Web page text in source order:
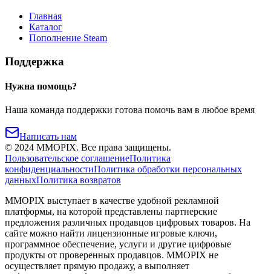
Главная
Каталог
Пополнение Steam
Поддержка
Нужна помощь?
Наша команда поддержки готова помочь вам в любое время
Написать нам
© 2024 MMOPIX. Все права защищены.
Пользовательское соглашениеПолитика
конфиденциальностиПолитика обработки персональных
данныхПолитика возвратов
MMOPIX выступает в качестве удобной рекламной
платформы, на которой представлены партнерские
предложения различных продавцов цифровых товаров. На
сайте можно найти лицензионные игровые ключи,
программное обеспечение, услуги и другие цифровые
продукты от проверенных продавцов. MMOPIX не
осуществляет прямую продажу, а выполняет